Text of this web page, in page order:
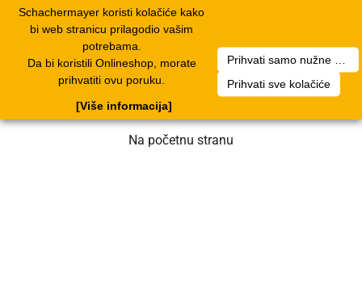
Schachermayer koristi kolačiće kako
bi web stranicu prilagodio vašim
potrebama.
Da bi koristili Onlineshop, morate
prihvatiti ovu poruku.
Prihvati sve kolačiće
[Više informacija]
Nažalost, došlo je do greške. Naš tim
radi na rješenju. Molimo za strpljenje.
Na početnu stranu